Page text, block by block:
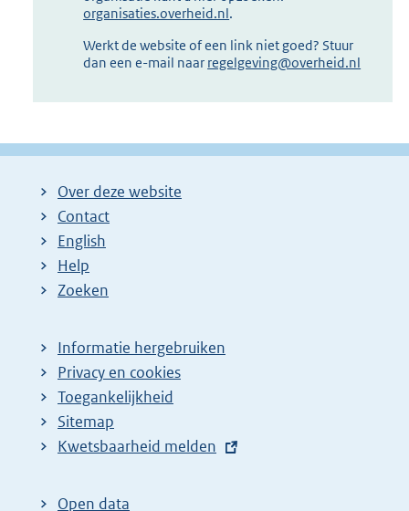
organisaties.overheid.nl.
Werkt de website of een link niet goed? Stuur
dan een e-mail naar regelgeving@overheid.nl
Over deze website
Contact
English
Help
Zoeken
Informatie hergebruiken
Privacy en cookies
Toegankelijkheid
Sitemap
E
t
Kwetsbaarheid melden
Open data